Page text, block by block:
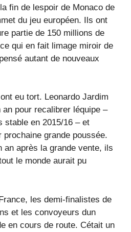
fin de lespoir de Monaco de
du jeu européen. Ils ont
partie de 150 millions de
qui en fait limage miroir de
autant de nouveaux
eu tort. Leonardo Jardim
pour recalibrer léquipe –
stable en 2015/16 – et
grande poussée.
an après la grande vente, ils
le monde aurait pu
les demi-finalistes de
et les convoyeurs dun
en cours de route. Cétait un